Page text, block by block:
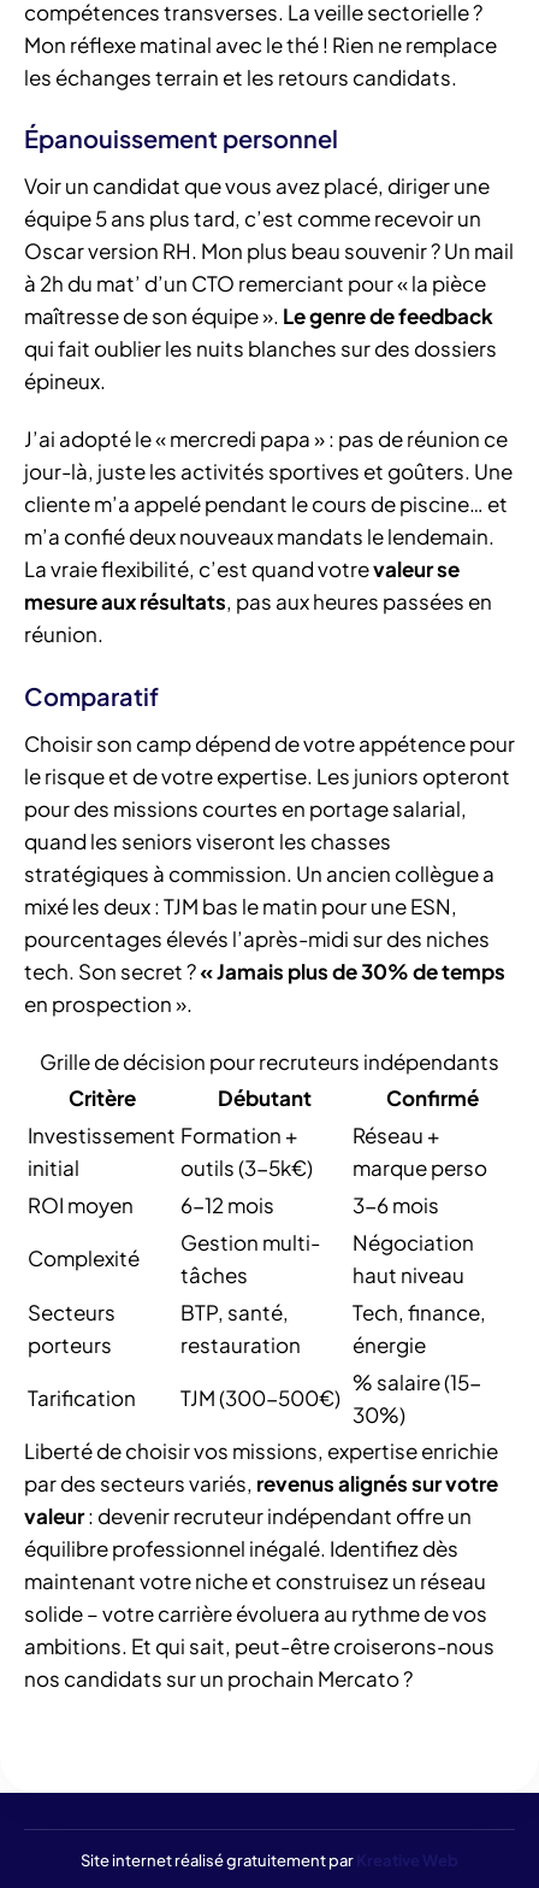
compétences transverses. La veille sectorielle ?
Mon réflexe matinal avec le thé ! Rien ne remplace
les échanges terrain et les retours candidats.
Épanouissement personnel
Voir un candidat que vous avez placé, diriger une
équipe 5 ans plus tard, c’est comme recevoir un
Oscar version RH. Mon plus beau souvenir ? Un mail
à 2h du mat’ d’un CTO remerciant pour « la pièce
maîtresse de son équipe ». Le genre de feedback
qui fait oublier les nuits blanches sur des dossiers
épineux.
J’ai adopté le « mercredi papa » : pas de réunion ce
jour-là, juste les activités sportives et goûters. Une
cliente m’a appelé pendant le cours de piscine… et
m’a confié deux nouveaux mandats le lendemain.
La vraie flexibilité, c’est quand votrevaleur se
mesure aux résultats, pas aux heures passées en
réunion.
Comparatif
Choisir son camp dépend de votre appétence pour
le risque et de votre expertise. Les juniors opteront
pour des missions courtes en portage salarial,
quand les seniors viseront les chasses
stratégiques à commission. Un ancien collègue a
mixé les deux : TJM bas le matin pour une ESN,
pourcentages élevés l’après-midi sur des niches
tech. Son secret ?« Jamais plus de 30% de temps
en prospection ».
Grille de décision pour recruteurs indépendants
Critère
Débutant
Confirmé
Investissement
initial
Formation +
outils (3-5k€)
Réseau +
marque perso
ROI moyen
6-12 mois
3-6 mois
Complexité
Gestion multi-
tâches
Négociation
haut niveau
Secteurs
porteurs
BTP, santé,
restauration
Tech, finance,
énergie
Tarification
TJM (300-500€)
% salaire (15-
30%)
Liberté de choisir vos missions, expertise enrichie
par des secteurs variés, revenus alignés sur votre
valeur: devenir recruteur indépendant offre un
équilibre professionnel inégalé. Identifiez dès
maintenant votre niche et construisez un réseau
solide – votre carrière évoluera au rythme de vos
ambitions. Et qui sait, peut-être croiserons-nous
nos candidats sur un prochain Mercato ?
Site internet réalisé gratuitement parKreative Web